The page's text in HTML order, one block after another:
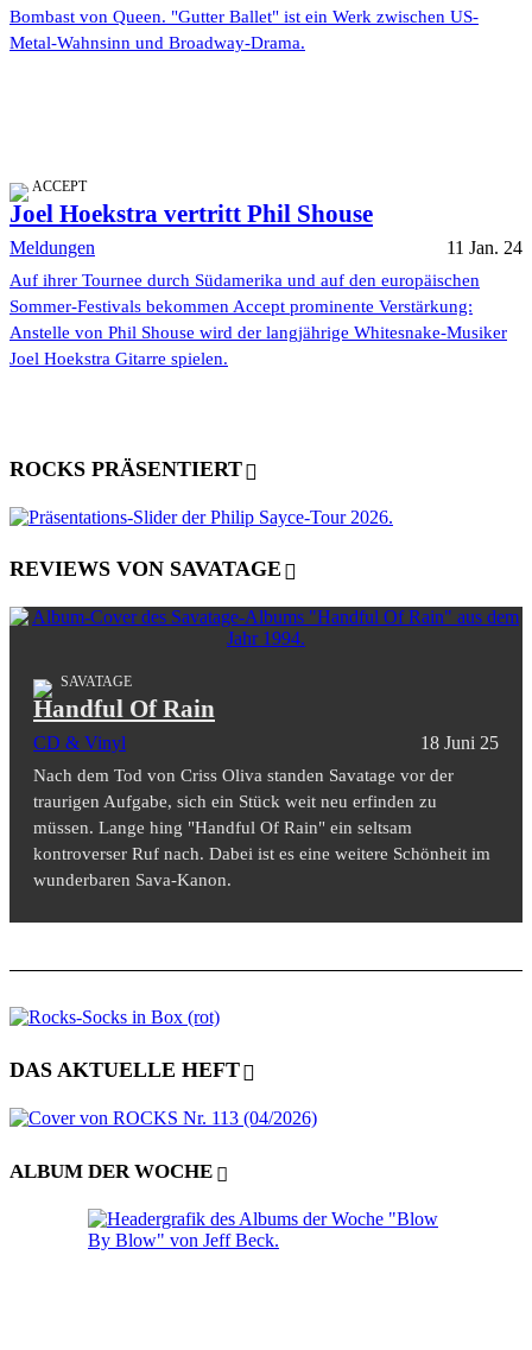
Bombast von Queen. "Gutter Ballet" ist ein Werk zwischen US-
Metal-Wahnsinn und Broadway-Drama.
ACCEPT
Joel Hoekstra vertritt Phil Shouse
Meldungen 11 Jan. 24
Auf ihrer Tournee durch Südamerika und auf den europäischen
Sommer-Festivals bekommen Accept prominente Verstärkung:
Anstelle von Phil Shouse wird der langjährige Whitesnake-Musiker
Joel Hoekstra Gitarre spielen.
ROCKS PRÄSENTIERT
REVIEWS VON SAVATAGE
SAVATAGE
Handful Of Rain
CD & Vinyl 18 Juni 25
Nach dem Tod von Criss Oliva standen Savatage vor der
traurigen Aufgabe, sich ein Stück weit neu erfinden zu
müssen. Lange hing "Handful Of Rain" ein seltsam
kontroverser Ruf nach. Dabei ist es eine weitere Schönheit im
wunderbaren Sava-Kanon.
DAS AKTUELLE HEFT
ALBUM DER WOCHE